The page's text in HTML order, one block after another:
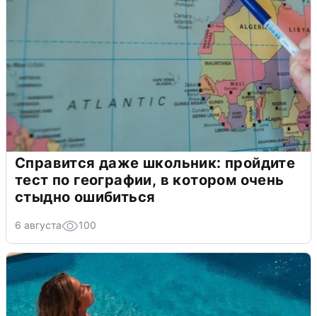
Справится даже школьник: пройдите
тест по географии, в котором очень
стыдно ошибиться
6 августа 100